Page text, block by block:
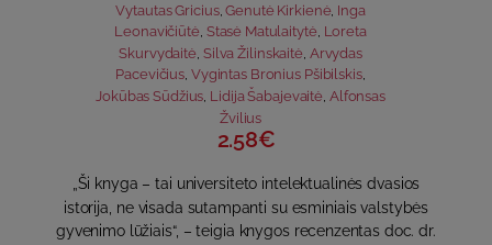
Vytautas Gricius,Genutė Kirkienė Inga
Leonavičiūtė, Stasė Matulaitytė, Loreta
Skurvydaitė Silva Žilinskaitė Arvydas
Pacevičius,Vygintas Bronius Pšibilskis,
Jokūbas Sūdžius Lidija Šabajevaitė Alfonsas
Žvilius
2.58€
„Ši knyga – tai universiteto intelektualinės dvasios
istorija, ne visada sutampanti su esminiais valstybės
gyvenimo lūžiais“, – teigia knygos recenzentas doc. dr.